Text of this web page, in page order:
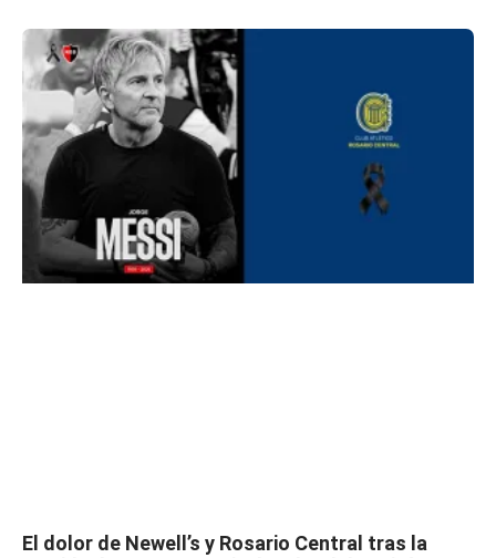
El dolor de Newell’s y Rosario Central tras la